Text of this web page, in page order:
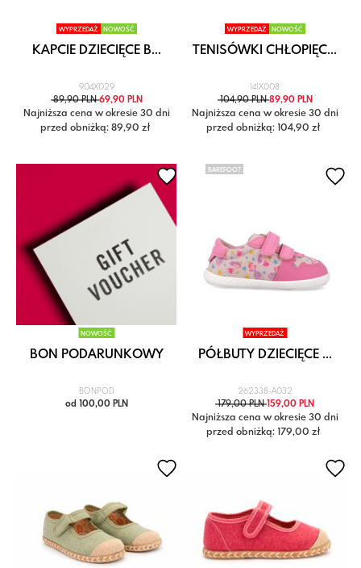
WYPRZEDAŻ NOWOŚĆ
KAPCIE DZIECIĘCE B...
904X029
89,90 PLN69,90 PLN
Najniższa cena w okresie 30 dni
przed obniżką: 89,90 zł
WYPRZEDAŻ NOWOŚĆ
TENISÓWKI CHŁOPIĘC...
141X008
104,90 PLN89,90 PLN
Najniższa cena w okresie 30 dni
przed obniżką: 104,90 zł
NOWOŚĆ
BON PODARUNKOWY
BONPOD
od 100,00 PLN
BAREFOOT
WYPRZEDAŻ
PÓŁBUTY DZIECIĘCE ...
262338-A032
179,00 PLN159,00 PLN
Najniższa cena w okresie 30 dni
przed obniżką: 179,00 zł